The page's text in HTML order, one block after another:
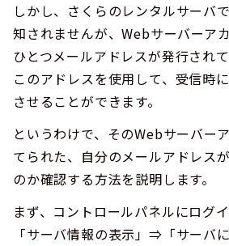
しかし、さくらのレンタルサーバ
知されませんが、Webサーバーア
ひとつメールアドレスが発行されて
このアドレスを使用して、受信時
させることができます。
というわけで、そのWebサーバー
てられた、自分のメールアドレス
のか確認する方法を説明します。
まず、コントロールパネルにログイ
「サーバ情報の表示」⇒「サーバ